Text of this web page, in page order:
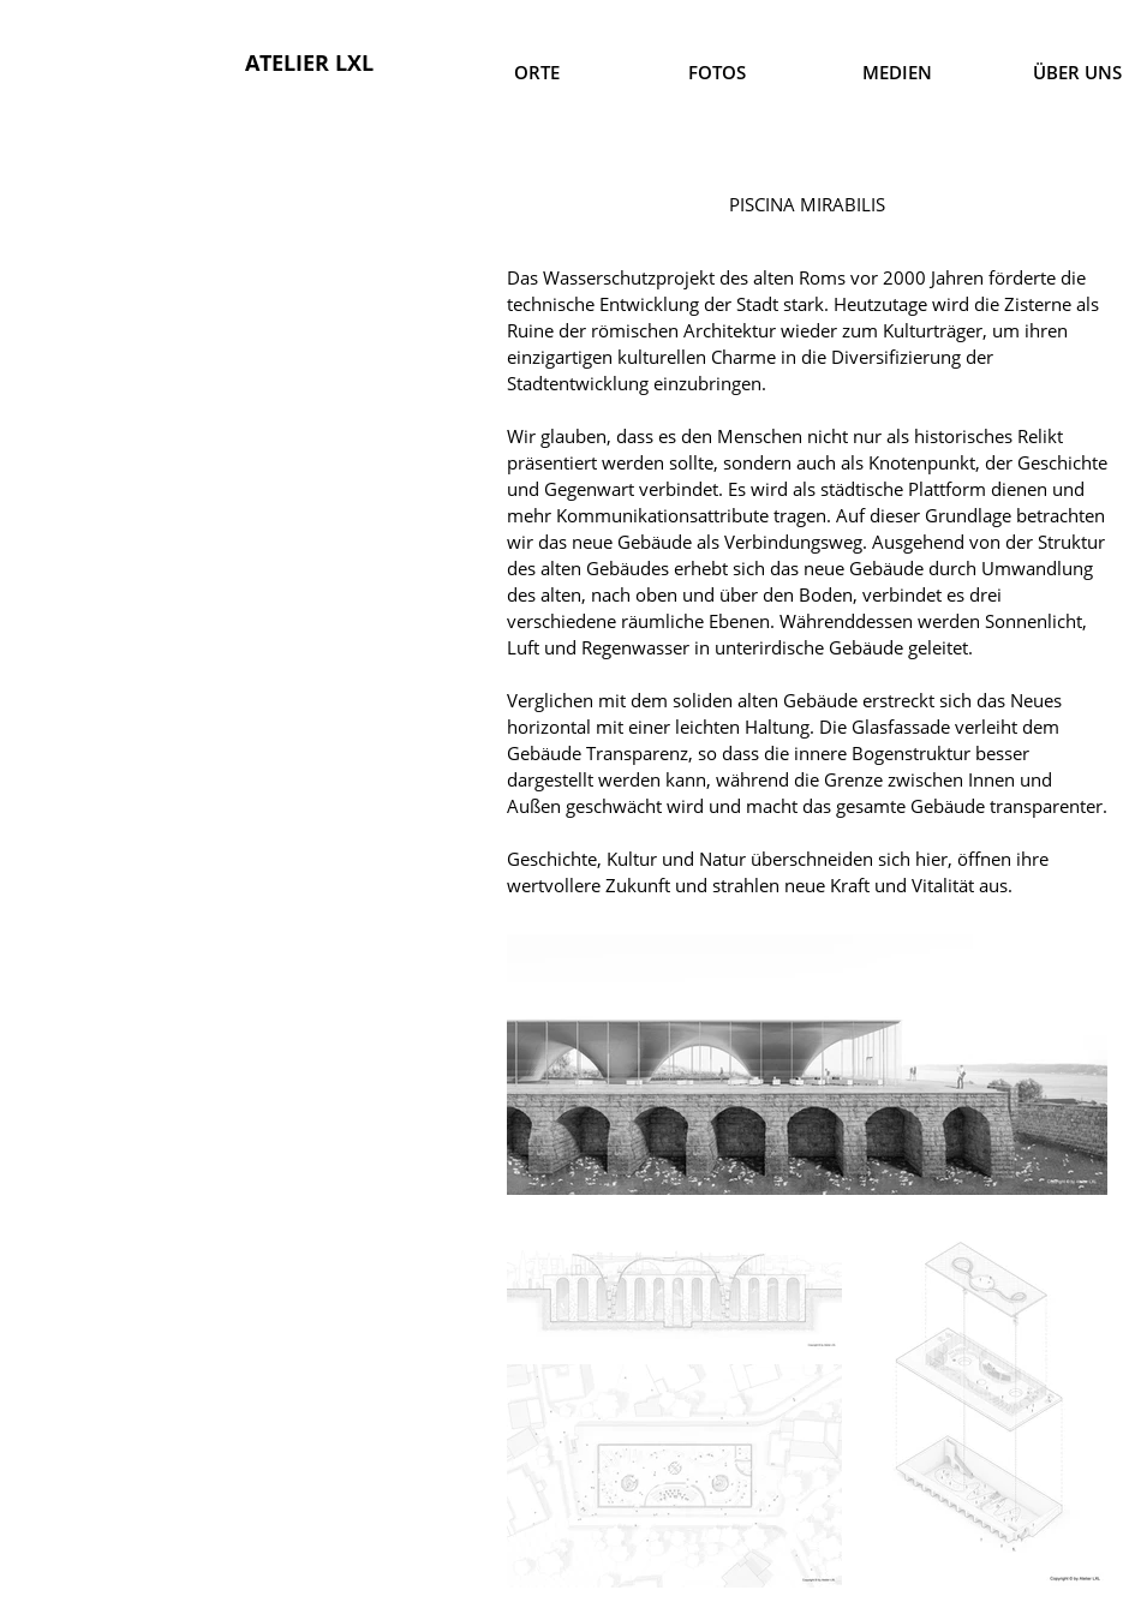
ATELIER LXL ORTE FOTOS MEDIEN ÜBER UNS
PISCINA MIRABILIS
Das Wasserschutzprojekt des alten Roms vor 2000 Jahren förderte die
technische Entwicklung der Stadt stark. Heutzutage wird die Zisterne als
Ruine der römischen Architektur wieder zum Kulturträger, um ihren
einzigartigen kulturellen Charme in die Diversifizierung der
Stadtentwicklung einzubringen.
Wir glauben, dass es den Menschen nicht nur als historisches Relikt
präsentiert werden sollte, sondern auch als Knotenpunkt, der Geschichte
und Gegenwart verbindet. Es wird als städtische Plattform dienen und
mehr Kommunikationsattribute tragen. Auf dieser Grundlage betrachten
wir das neue Gebäude als Verbindungsweg. Ausgehend von der Struktur
des alten Gebäudes erhebt sich das neue Gebäude durch Umwandlung
des alten, nach oben und über den Boden, verbindet es drei
verschiedene räumliche Ebenen. Währenddessen werden Sonnenlicht,
Luft und Regenwasser in unterirdische Gebäude geleitet.
Verglichen mit dem soliden alten Gebäude erstreckt sich das Neues
horizontal mit einer leichten Haltung. Die Glasfassade verleiht dem
Gebäude Transparenz, so dass die innere Bogenstruktur besser
dargestellt werden kann, während die Grenze zwischen Innen und
Außen geschwächt wird und macht das gesamte Gebäude transparenter.
Geschichte, Kultur und Natur überschneiden sich hier, öffnen ihre
wertvollere Zukunft und strahlen neue Kraft und Vitalität aus.